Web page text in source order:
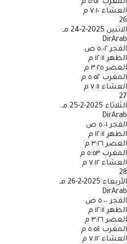
المغرب ٥:٥٢ م
العشاء ٧:١٠ م
26
الاثنين 2025-2-24 مـ
DirArab
الفجر ٥:٠٢ ص
الظهر ١٢:١١ م
العصر ٣:٢٥ م
المغرب ٥:٥٢ م
العشاء ٧:١١ م
27
الثلاثاء 2025-2-25 مـ
DirArab
الفجر ٥:٠١ ص
الظهر ١٢:١١ م
العصر ٣:٢٦ م
المغرب ٥:٥٣ م
العشاء ٧:١٢ م
28
الأربعاء 2025-2-26 مـ
DirArab
الفجر ٥:٠٠ ص
الظهر ١٢:١١ م
العصر ٣:٢٦ م
المغرب ٥:٥٤ م
العشاء ٧:١٢ م